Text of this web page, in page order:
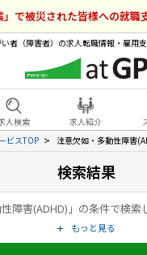
」で被災された皆様への就職
い者（障害者）の求人転職情報・雇用
人検索 求人紹介
ビスTOP
注意欠如・多動性障害
検索結果
もっと見る
障害者雇用のアットジー
ービスラインナ
職支援サービス
ン